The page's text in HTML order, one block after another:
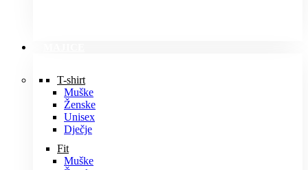
T-shirt
Muške
Ženske
Unisex
Dječje
Fit
Muške